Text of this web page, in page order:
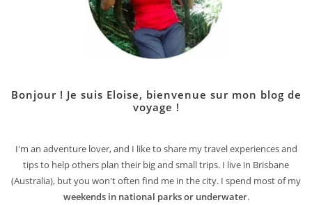
Bonjour ! Je suis Eloise, bienvenue sur mon blog de
voyage !
I'm an adventure lover, and I like to share my travel experiences and
tips to help others plan their big and small trips. I live in Brisbane
(Australia), but you won't often find me in the city. I spend most of my
weekends in national parks or underwater.